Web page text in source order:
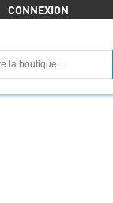
CONNEXION